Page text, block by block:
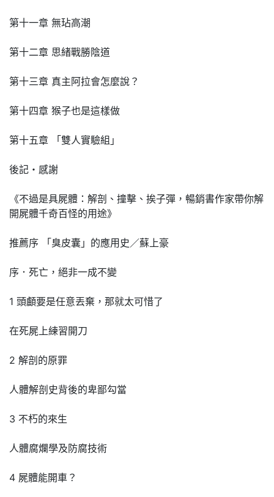
第十一章 無玷高潮
第十二章 思緒戰勝陰道
第十三章 真主阿拉會怎麼說？
第十四章 猴子也是這樣做
第十五章 「雙人實驗組」
後記・感謝
《不過是具屍體：解剖、撞擊、挨子彈，暢銷書作家帶你解
開屍體千奇百怪的用途》
推薦序 「臭皮囊」的應用史／蘇上豪
序．死亡，絕非一成不變
1 頭顱要是任意丟棄，那就太可惜了
在死屍上練習開刀
2 解剖的原罪
人體解剖史背後的卑鄙勾當
3 不朽的來生
人體腐爛學及防腐技術
4 屍體能開車？